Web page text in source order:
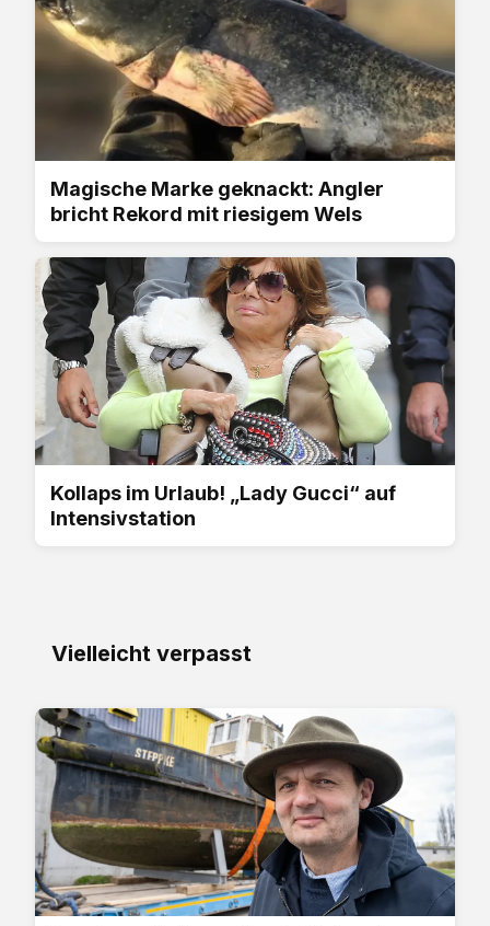
Magische Marke geknackt: Angler
bricht Rekord mit riesigem Wels
Kollaps im Urlaub! „Lady Gucci“ auf
Intensivstation
Vielleicht verpasst